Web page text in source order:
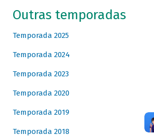
Outras temporadas
Temporada 2025
Temporada 2024
Temporada 2023
Temporada 2020
Temporada 2019
Temporada 2018